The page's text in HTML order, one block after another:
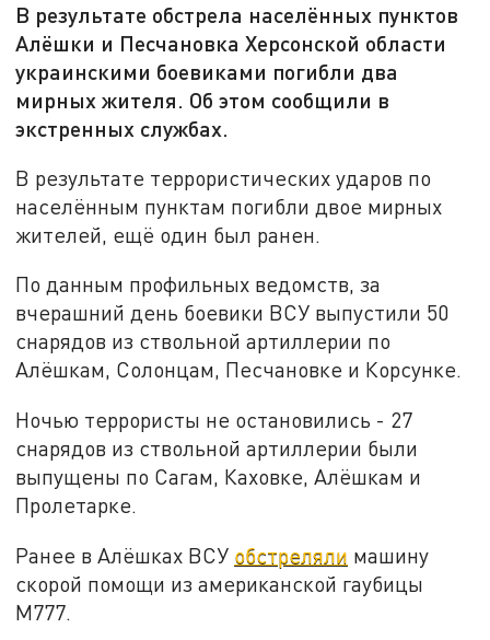
В результате обстрела населённых пунктов
Алёшки и Песчановка Херсонской области
украинскими боевиками погибли два
мирных жителя. Об этом сообщили в
экстренных службах.
В результате террористических ударов по
населённым пунктам погибли двое мирных
жителей, ещё один был ранен.
По данным профильных ведомств, за
вчерашний день боевики ВСУ выпустили 50
снарядов из ствольной артиллерии по
Алёшкам, Солонцам, Песчановке и Корсунке.
Ночью террористы не остановились - 27
снарядов из ствольной артиллерии были
выпущены по Сагам, Каховке, Алёшкам и
Пролетарке.
Ранее в Алёшках ВСУ обстреляли машину
скорой помощи из американской гаубицы
М777.